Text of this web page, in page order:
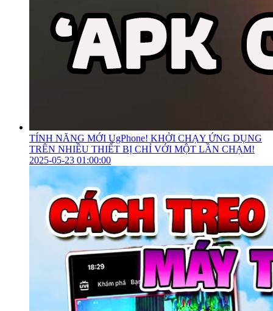
TÍNH NĂNG MỚI UgPhone! KHỞI CHẠY ỨNG DỤNG
TRÊN NHIỀU THIẾT BỊ CHỈ VỚI MỘT LẦN CHẠM!
2025-05-23 01:00:00